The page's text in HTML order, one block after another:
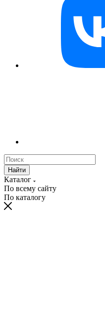
Найти
Каталог
По всему сайту
По каталогу